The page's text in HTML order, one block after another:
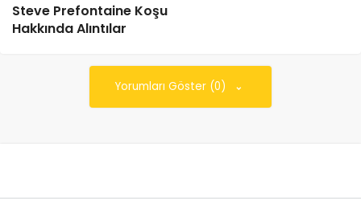
Steve Prefontaine Koşu
Hakkında Alıntılar
Yorumları Göster (0)